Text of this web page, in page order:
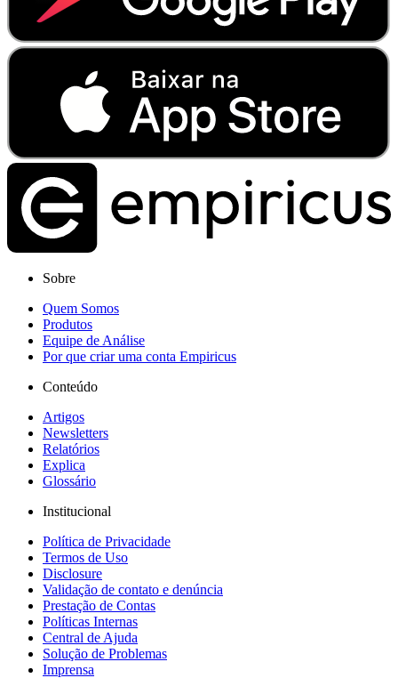
Sobre
Quem Somos
Produtos
Equipe de Análise
Por que criar uma conta Empiricus
Conteúdo
Artigos
Newsletters
Relatórios
Explica
Glossário
Institucional
Política de Privacidade
Termos de Uso
Disclosure
Validação de contato e denúncia
Prestação de Contas
Políticas Internas
Central de Ajuda
Solução de Problemas
Imprensa